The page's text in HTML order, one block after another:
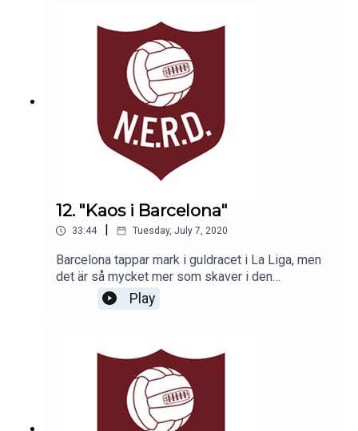
12. "Kaos i Barcelona"
33:44 | Tuesday, July 7, 2020
Barcelona tappar mark i guldracet i La Liga, men
det är så mycket mer som skaver i den
katalanska storklubben just nu. Är Messis tid i
Barca snart över? Panelen pratar även Liverpools
Play